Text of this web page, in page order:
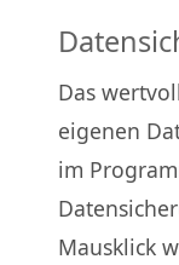
Das
eigenen
im
Mausklick